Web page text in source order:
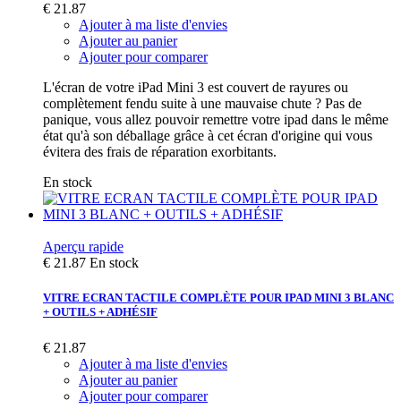
€ 21.87
Ajouter à ma liste d'envies
Ajouter au panier
Ajouter pour comparer
L'écran de votre iPad Mini 3 est couvert de rayures ou
complètement fendu suite à une mauvaise chute ? Pas de
panique, vous allez pouvoir remettre votre ipad dans le même
état qu'à son déballage grâce à cet écran d'origine qui vous
évitera des frais de réparation exorbitants.
En stock
Aperçu rapide
€ 21.87 En stock
VITRE ECRAN TACTILE COMPLÈTE POUR IPAD MINI 3 BLANC
+ OUTILS + ADHÉSIF
€ 21.87
Ajouter à ma liste d'envies
Ajouter au panier
Ajouter pour comparer